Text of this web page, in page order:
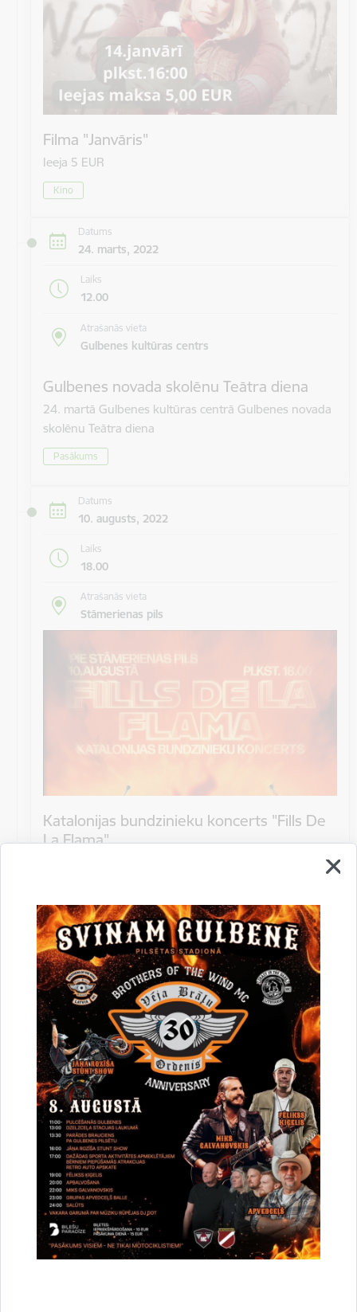
Filma "Janvāris"
Ieeja 5 EUR
Kino
Datums
24. marts, 2022
Laiks
12.00
Atrašanās vieta
Gulbenes kultūras centrs
Gulbenes novada skolēnu Teātra diena
24. martā Gulbenes kultūras centrā Gulbenes novada
skolēnu Teātra diena
Pasākums
Datums
10. augusts, 2022
Laiks
18.00
Atrašanās vieta
Stāmerienas pils
Katalonijas bundzinieku koncerts "Fills De
La Flama"
Koncerts
Datums
12. novembris, 2022
Laiks
10.00
Atrašanās vieta
Druvienas Latviskās dzīvesziņas centrs